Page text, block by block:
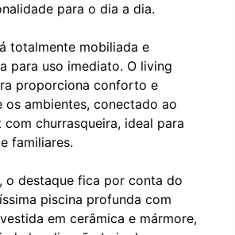
para o dia a dia.
totalmente mobiliada e
para uso imediato. O living
proporciona conforto e
os ambientes, conectado ao
churrasqueira, ideal para
familiares.
o destaque fica por conta do
piscina profunda com
em cerâmica e mármore,